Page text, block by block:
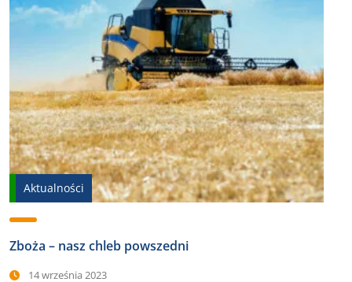
Aktualności
Zboża – nasz chleb powszedni
14 września 2023